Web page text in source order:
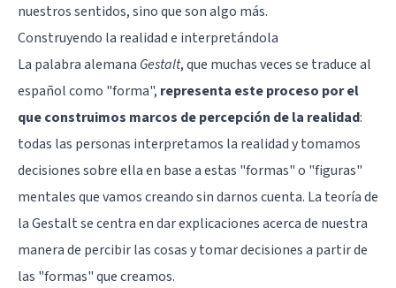
nuestros sentidos, sino que son algo más.
Construyendo la realidad e interpretándola
La palabra alemana Gestalt, que muchas veces se traduce al
español como "forma", representa este proceso por el
que construimos marcos de percepción de la realidad:
todas las personas interpretamos la realidad y tomamos
decisiones sobre ella en base a estas "formas" o "figuras"
mentales que vamos creando sin darnos cuenta. La teoría de
la Gestalt se centra en dar explicaciones acerca de nuestra
manera de percibir las cosas y tomar decisiones a partir de
las "formas" que creamos.